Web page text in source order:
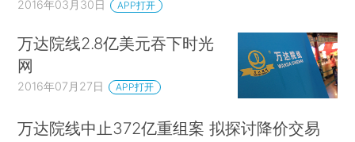
2016年03月30日 APP打开
万达院线2.8亿美元吞下时光
网
2016年07月27日 APP打开
万达院线中止372亿重组案 拟探讨降价交易